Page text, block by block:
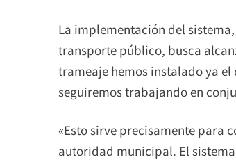
La implementación del
transporte público, busca
trameaje hemos instalado ya el
seguiremos trabajando en
«Esto sirve precisamente para
autoridad municipal. El